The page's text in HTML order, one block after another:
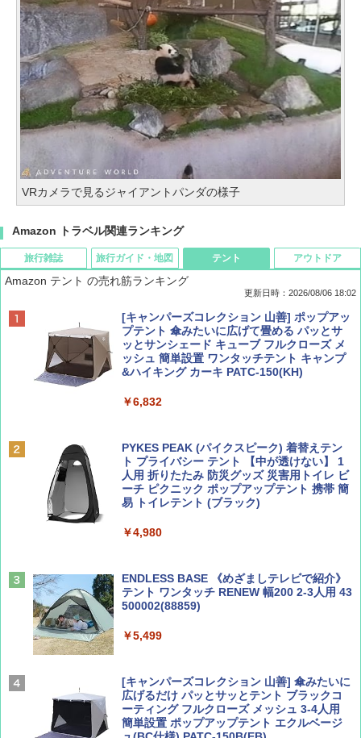
VRカメラで見るジャイアントパンダの様子
Amazon トラベル関連ランキング
旅行雑誌
ディズニーファン ２０２６年 ９月号 [雑
誌] (ＤＩＳＮＥＹ ＦＡＮ)
￥713
￥1,540
集】ボーイング110周年を祝して！
BE-PAL(ビ-パル) 2026年 9 月号【特別付録:
旅行ガイド・地図
D40 地球の歩き方 チェンマイ タイ北部の魅
力的な町 2026～2027 地球の歩き方D アジア
￥2,079
￥2,479
ァキア 2026～2027 地球の歩き方A ヨーロッ
￥2,277
新しい日本地理 地図・統計・移動から読み
テント
Amazon テント の売れ筋ランキング
更新日時：2026/08/06 18:02
[キャンパーズコレクション 山善] ポップアッ
プテント 傘みたいに広げて畳める パッとサ
ッとサンシェード キューブ フルクローズ メ
ッシュ 簡単設置 ワンタッチテント キャンプ
&ハイキング カーキ PATC-150(KH)
￥6,832
PYKES PEAK (パイクスピーク) 着替えテン
ト プライバシー テント 【中が透けない】 1
人用 折りたたみ 防災グッズ 災害用トイレ ビ
ーチ ピクニック ポップアップテント 携帯 簡
易 トイレテント (ブラック)
￥4,980
ENDLESS BASE 《めざましテレビで紹介》
テント ワンタッチ RENEW 幅200 2-3人用 43
500002(88859)
￥5,499
[キャンパーズコレクション 山善] 傘みたいに
広げるだけ パッとサッとテント ブラックコ
ーティング フルクローズ メッシュ 3-4人用
簡単設置 ポップアップテント エクルベージ
アウトドア